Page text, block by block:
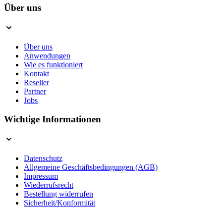
Über uns
Über uns
Anwendungen
Wie es funktioniert
Kontakt
Reseller
Partner
Jobs
Wichtige Informationen
Datenschutz
Allgemeine Geschäftsbedingungen (AGB)
Impressum
Wiederrufsrecht
Bestellung widerrufen
Sicherheit/Konformität